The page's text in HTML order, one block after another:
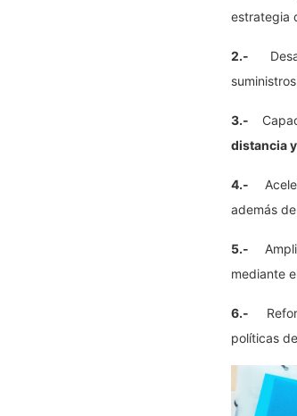
estrategia
2.-
3.-
distancia
4.-
además
5.-
mediante
6.-
políticas